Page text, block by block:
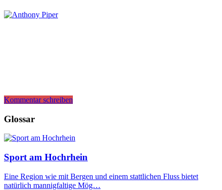
Kommentar schreiben
Glossar
Sport am Hochrhein
Eine Region wie mit Bergen und einem stattlichen Fluss bietet
natürlich mannigfaltige Mög…